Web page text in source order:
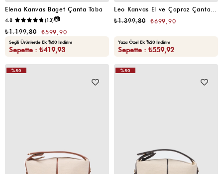
Elena Kanvas Baget Çanta Taba
4.8 (13)📷
₺599,90
₺1.199,80
Seçili Ürünlerde Ek %30 İndirim
Sepette : ₺419,93
₺699,90
₺1.399,80
Yaza Özel Ek %20 İndirim
Sepette : ₺559,92
%50 %50